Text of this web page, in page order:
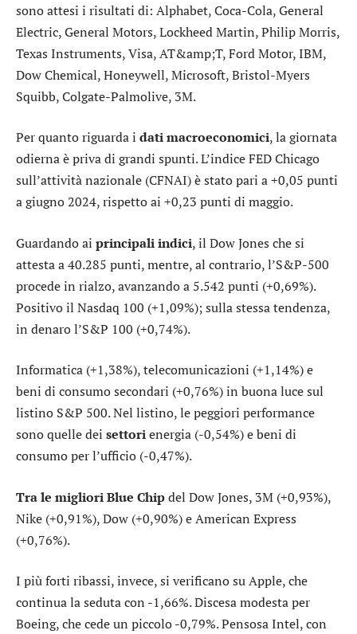
sono attesi i risultati di: Alphabet,Coca-Cola,General
Electric,General Motors,Lockheed Martin,Philip Morris,
Texas Instruments,Visa,AT&amp;T,Ford Motor,IBM,
Dow Chemical,Honeywell,Microsoft,Bristol-Myers
Squibb,Colgate-Palmolive, 3M.
Per quanto riguarda i dati macroeconomici, la giornata
odierna è priva di grandi spunti. L’indice FED Chicago
sull’attività nazionale (CFNAI) è stato pari a +0,05 punti
a giugno 2024, rispetto ai +0,23 punti di maggio.
Guardando ai principali indici, il Dow Jones che si
attesta a 40.285 punti, mentre, al contrario, l’S&P-500
procede in rialzo, avanzando a 5.542 punti (+0,69%).
Positivo il Nasdaq 100 (+1,09%); sulla stessa tendenza,
in denaro l’S&P 100 (+0,74%).
Informatica (+1,38%),telecomunicazioni (+1,14%) e
beni di consumo secondari (+0,76%) in buona luce sul
listino S&P 500. Nel listino, le peggiori performance
sono quelle dei settorienergia (-0,54%) ebeni di
consumo per l’ufficio (-0,47%).
Tra le migliori Blue Chipdel Dow Jones, 3M (+0,93%),
Nike (+0,91%),Dow (+0,90%) eAmerican Express
(+0,76%).
I più forti ribassi, invece, si verificano suApple, che
continua la seduta con -1,66%. Discesa modesta per
Boeing, che cede un piccolo -0,79%. PensosaIntel, con